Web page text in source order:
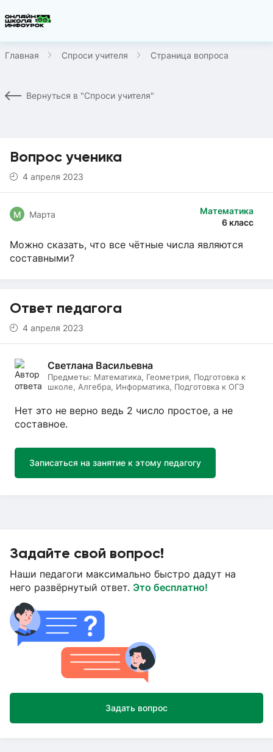
Главная Спроси учителя Страница вопроса
Вернуться в "Спроси учителя"
Вопрос ученика
4 апреля 2023
Математика
6 класс
М Марта
Можно сказать, что все чётные числа являются
составными?
Ответ педагога
4 апреля 2023
Светлана Васильевна
Предметы: Математика, Геометрия, Подготовка к
школе, Алгебра, Информатика, Подготовка к ОГЭ
Нет это не верно ведь 2 число простое, а не
составное.
Записаться на занятие к этому педагогу
Задайте свой вопрос!
Наши педагоги максимально быстро дадут на
него развёрнутый ответ. Это бесплатно!
Задать вопрос